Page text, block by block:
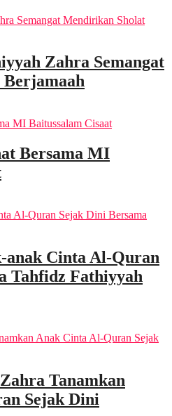
Zahra Semangat
Bersama MI
Cinta Al-Quran
Tahfidz Fathiyyah
Tanamkan
Sejak Dini